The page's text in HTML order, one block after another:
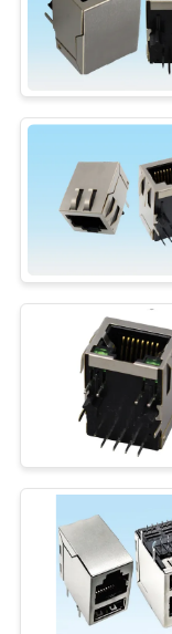
da
hdmi
FFC